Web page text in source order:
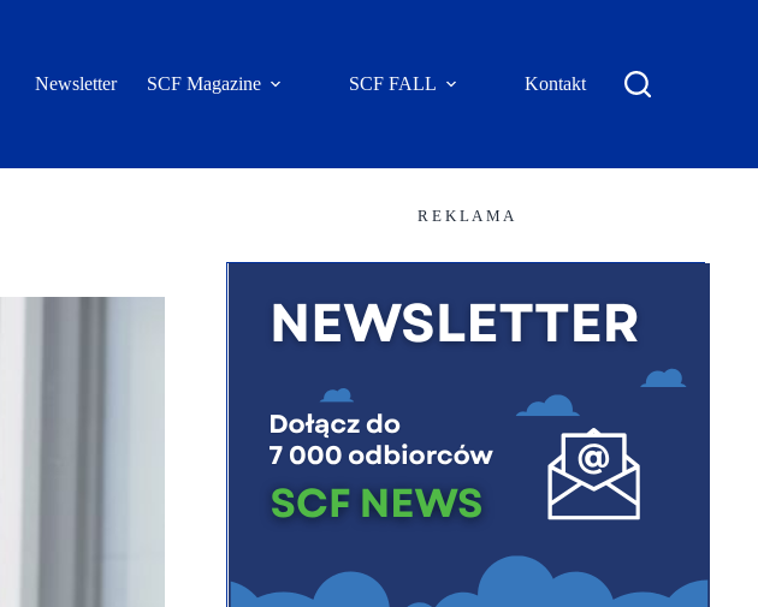
Newsletter SCF Magazine SCF FALL Kontakt
R E K L A M A